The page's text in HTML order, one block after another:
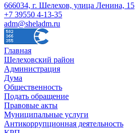
666034, г. Шелехов, улица Ленина, 15
+7 39550 4-13-35
adm@sheladm.ru
Главная
Шелеховский район
Администрация
Дума
Общественность
Подать обращение
Правовые акты
Муниципальные услуги
Антикоррупционная деятельность